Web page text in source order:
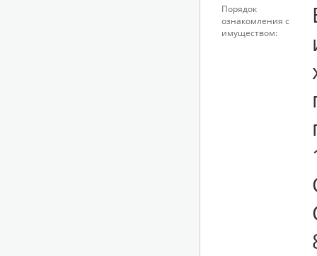
Порядок
ознакомления с
имуществом: